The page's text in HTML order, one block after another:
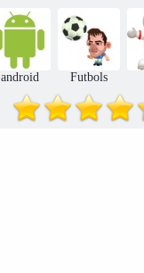
Nozagt Brainrot
ar Noob un Pro!
android Futbols